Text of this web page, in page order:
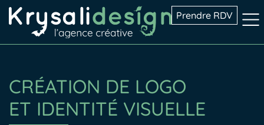
Prendre RDV
CRÉATION DE LOGO
ET IDENTITÉ VISUELLE